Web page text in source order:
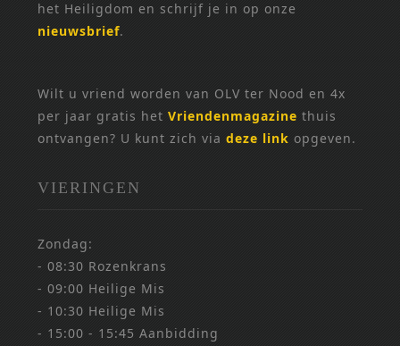
het Heiligdom en schrijf je in op onze
nieuwsbrief.
Wilt u vriend worden van OLV ter Nood en 4x
per jaar gratis hetVriendenmagazine thuis
ontvangen? U kunt zich viadeze link opgeven.
VIERINGEN
Zondag:
- 08:30 Rozenkrans
- 09:00 Heilige Mis
- 10:30 Heilige Mis
- 15:00 - 15:45 Aanbidding